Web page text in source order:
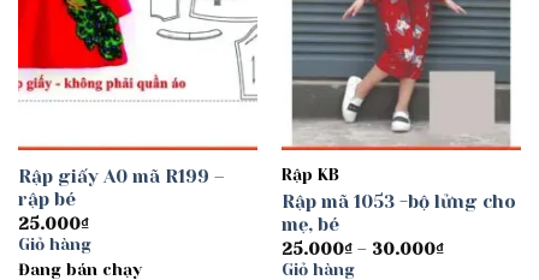
Rập giấy A0 mã R199 –
rập bé
25.000₫
Giỏ hàng
Đang bán chạy
Rập KB
Rập mã 1053 -bộ lửng cho
mẹ, bé
25.000₫ – 30.000₫Khoảng
Giỏ hàng